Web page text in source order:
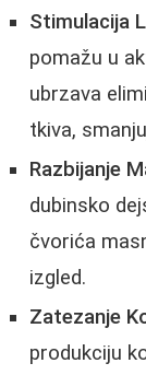
Stimulacija
pomažu u
ubrzava
tkiva,
Razbijanje
dubinsko
čvorića
izgled.
Zatezanje
produkciju